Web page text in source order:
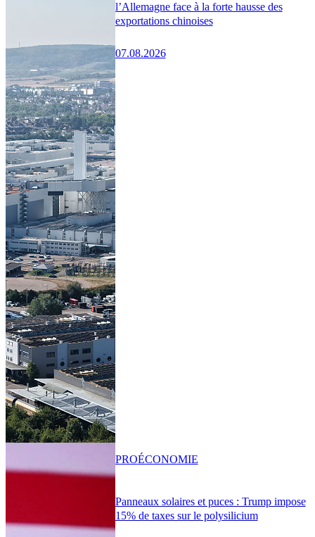
l’Allemagne face à la forte hausse des
exportations chinoises
07.08.2026
Panneaux solaires et puces : Trump impose
15% de taxes sur le polysilicium
PROÉCONOMIE